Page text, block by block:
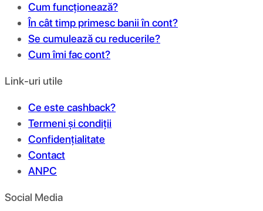
Cum funcționează?
În cât timp primesc banii în cont?
Se cumulează cu reducerile?
Cum îmi fac cont?
Link-uri utile
Ce este cashback?
Termeni și condiții
Confidențialitate
Contact
ANPC
Social Media